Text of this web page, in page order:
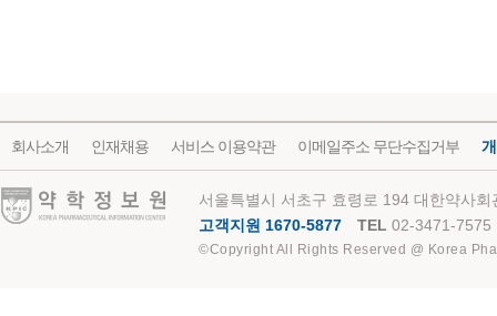
회사소개 인재채용 서비스 이용약관 이메일주소 무단수집거부
약학정보원
서울특별시 서초구 효령로 194 대한약사
고객지원 1670-5877
TEL 02-3471-7575
©Copyright All Rights Reserved @ Korea